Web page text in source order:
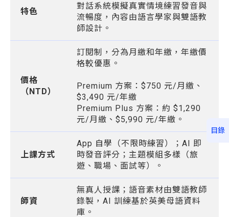
特色
對話系統模擬真實情境練習發音與
流暢度，內容由語言學家與雙語教
師設計。
價格
（NTD）
訂閱制，分為月繳和年繳，年繳價
格較優惠。
Premium 方案：$750 元/月繳、
$3,490 元/年繳
Premium Plus 方案：約 $1,290
元/月繳、$5,990 元/年繳。
上課方式
App 自學（不限時練習）；AI 即
時發音評分；主題模組多樣（旅
遊、職場、面試等）。
師資
無真人授課；語音素材由雙語教師
錄製，AI 訓練基於英美母語資料
庫。
目錄